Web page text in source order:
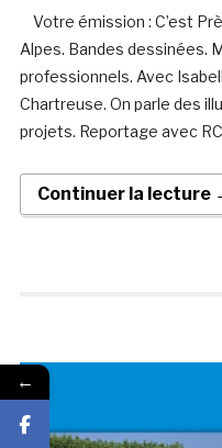
Votre émission : C’est
Alpes. Bandes dessinées.
professionnels. Avec
Chartreuse. On parle des
projets. Reportage avec
Continuer la lecture
←